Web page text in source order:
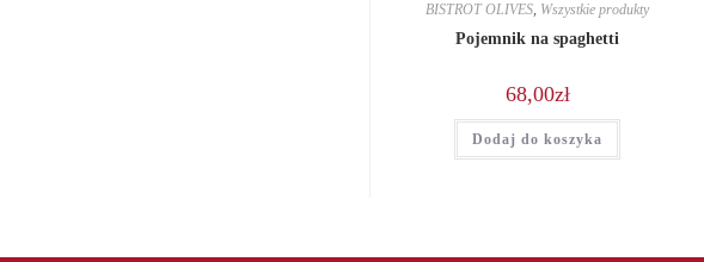
BISTROT OLIVES Wszystkie produkty
Pojemnik na spaghetti
68,00zł
Dodaj do koszyka